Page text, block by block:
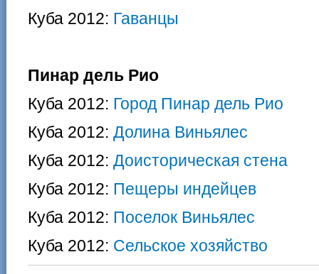
Куба 2012: Гаванцы
Пинар дель Рио
Куба 2012: Город Пинар дель Рио
Куба 2012: Долина Виньялес
Куба 2012: Доисторическая стена
Куба 2012: Пещеры индейцев
Куба 2012: Поселок Виньялес
Куба 2012: Сельское хозяйство